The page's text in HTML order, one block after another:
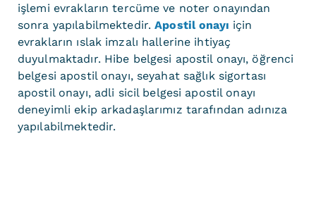
işlemi evrakların tercüme ve noter onayından
sonra yapılabilmektedir.Apostil onayı için
evrakların ıslak imzalı hallerine ihtiyaç
duyulmaktadır. Hibe belgesi apostil onayı, öğrenci
belgesi apostil onayı, seyahat sağlık sigortası
apostil onayı, adli sicil belgesi apostil onayı
deneyimli ekip arkadaşlarımız tarafından adınıza
yapılabilmektedir.